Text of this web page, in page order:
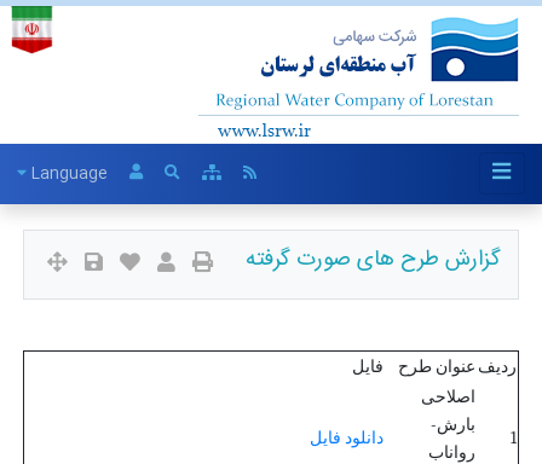
Language
گزارش طرح های صورت گرفته
ردیف عنوان طرح فایل
1
اصلاحی
بارش-
رواناب
دانلود فایل